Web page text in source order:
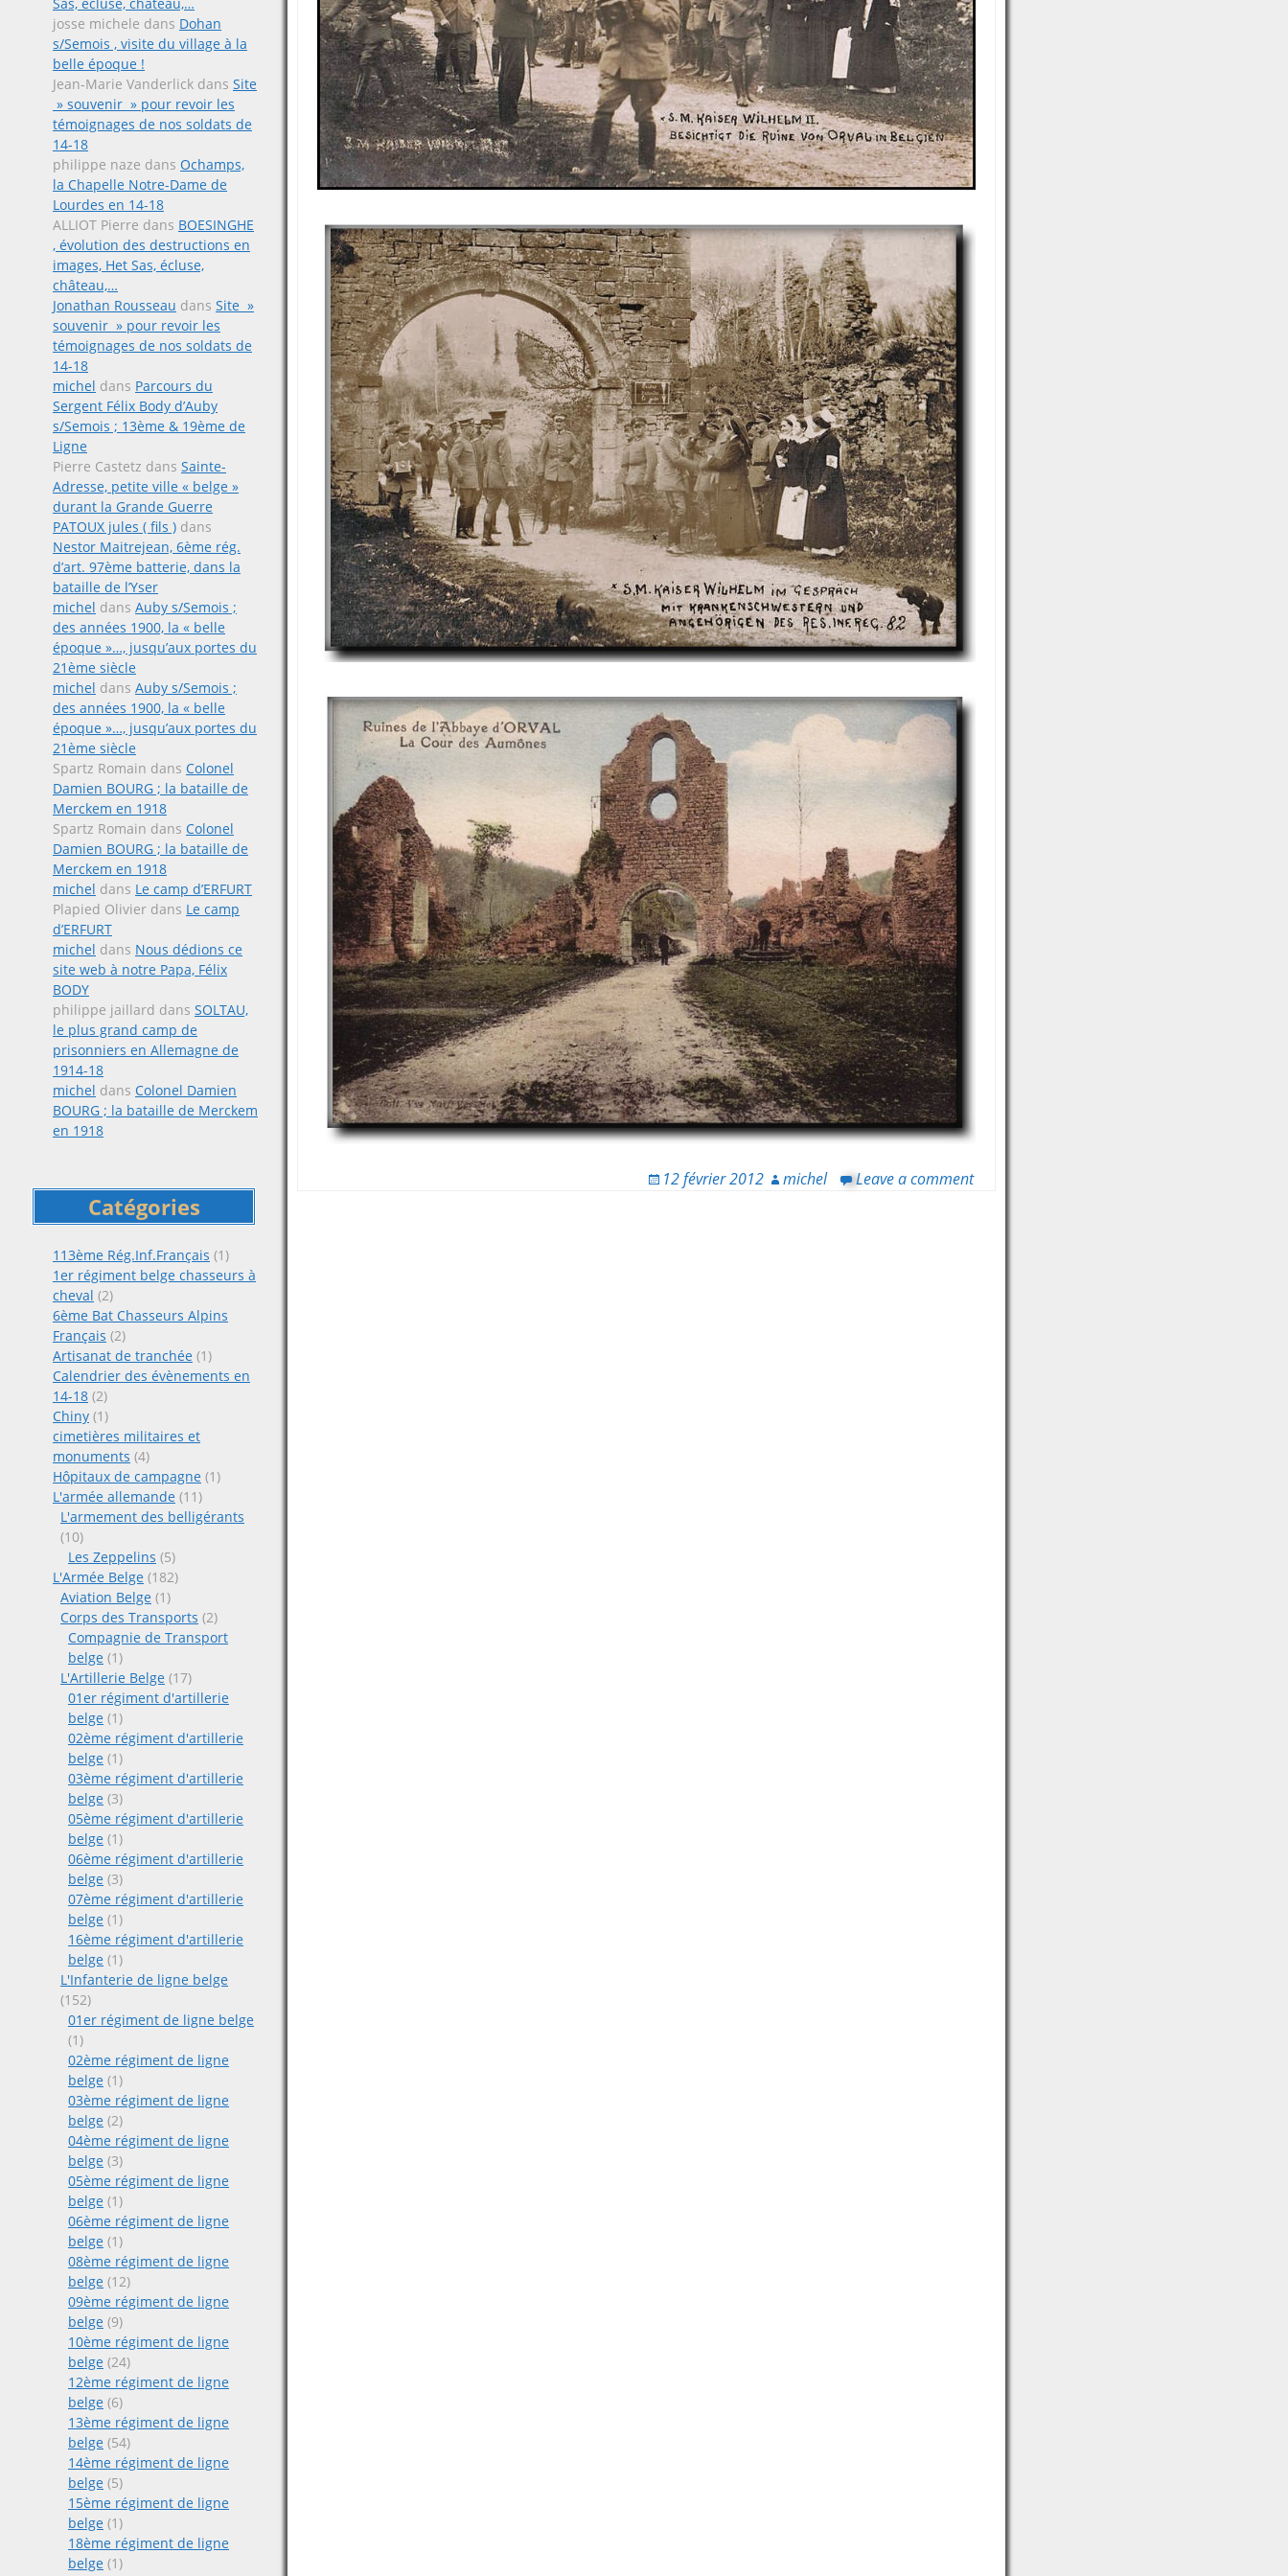
josse michele dans Dohan
s/Semois , visite du village à la
belle époque !
Jean-Marie Vanderlick dans Site
» souvenir » pour revoir les
témoignages de nos soldats de
14-18
philippe naze dans Ochamps,
la Chapelle Notre-Dame de
Lourdes en 14-18
ALLIOT Pierre dans BOESINGHE
, évolution des destructions en
images, Het Sas, écluse,
château,…
Jonathan Rousseau dans Site »
souvenir » pour revoir les
témoignages de nos soldats de
14-18
michel dans Parcours du
Sergent Félix Body d’Auby
s/Semois ; 13ème & 19ème de
Ligne
Pierre Castetz dans Sainte-
Adresse, petite ville « belge »
durant la Grande Guerre
PATOUX jules ( fils ) dans
Nestor Maitrejean, 6ème rég.
d’art. 97ème batterie, dans la
bataille de l’Yser
michel dans Auby s/Semois ;
des années 1900, la « belle
époque »…, jusqu’aux portes du
21ème siècle
michel dans Auby s/Semois ;
des années 1900, la « belle
époque »…, jusqu’aux portes du
21ème siècle
Spartz Romain dans Colonel
Damien BOURG ; la bataille de
Merckem en 1918
Spartz Romain dans Colonel
Damien BOURG ; la bataille de
Merckem en 1918
michel dans Le camp d’ERFURT
Plapied Olivier dans Le camp
d’ERFURT
michel dans Nous dédions ce
site web à notre Papa, Félix
BODY
philippe jaillard dans SOLTAU,
le plus grand camp de
prisonniers en Allemagne de
1914-18
michel dans Colonel Damien
BOURG ; la bataille de Merckem
en 1918
Catégories
113ème Rég.Inf.Français (1)
1er régiment belge chasseurs à
cheval (2)
6ème Bat Chasseurs Alpins
Français (2)
Artisanat de tranchée (1)
Calendrier des évènements en
14-18 (2)
Chiny (1)
cimetières militaires et
monuments (4)
Hôpitaux de campagne (1)
L'armée allemande (11)
L'armement des belligérants
(10)
Les Zeppelins (5)
L'Armée Belge (182)
Aviation Belge (1)
Corps des Transports (2)
Compagnie de Transport
belge (1)
L'Artillerie Belge (17)
01er régiment d'artillerie
belge (1)
02ème régiment d'artillerie
belge (1)
03ème régiment d'artillerie
belge (3)
05ème régiment d'artillerie
belge (1)
06ème régiment d'artillerie
belge (3)
07ème régiment d'artillerie
belge (1)
16ème régiment d'artillerie
belge (1)
L'Infanterie de ligne belge
(152)
01er régiment de ligne belge
(1)
02ème régiment de ligne
belge (1)
03ème régiment de ligne
belge (2)
04ème régiment de ligne
belge (3)
05ème régiment de ligne
belge (1)
06ème régiment de ligne
belge (1)
08ème régiment de ligne
belge (12)
09ème régiment de ligne
belge (9)
10ème régiment de ligne
belge (24)
12ème régiment de ligne
belge (6)
13ème régiment de ligne
belge (54)
14ème régiment de ligne
belge (5)
15ème régiment de ligne
belge (1)
18ème régiment de ligne
belge (1)
12 février 2012 michel Leave a comment